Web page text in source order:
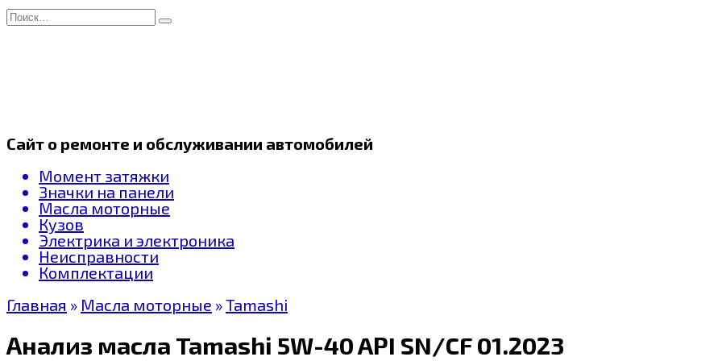
Перейти
к
Search
for:
Сайт о ремонте и обслуживании автомобилей
Момент затяжки
Значки на панели
Масла моторные
Кузов
Электрика и электроника
Неисправности
Комплектации
Главная » Масла моторные »Tamashi
Анализ масла Tamashi 5W-40 API SN/CF 01.2023